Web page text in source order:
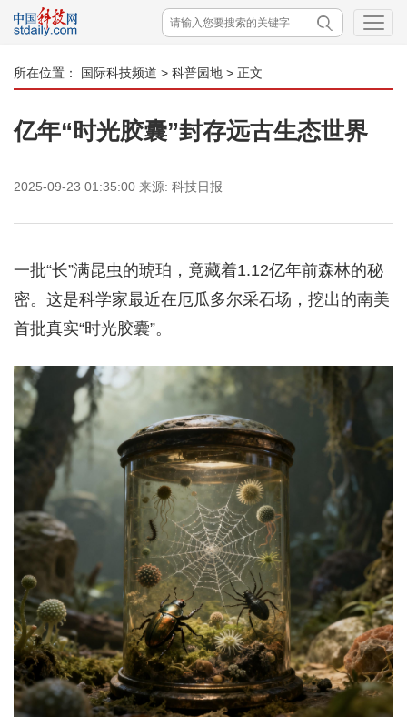
所在位置： 国际科技频道 > 科普园地 > 正文
亿年“时光胶囊”封存远古生态世界
2025-09-23 01:35:00 来源: 科技日报
一批“长”满昆虫的琥珀，竟藏着1.12亿年前森林的秘
密。这是科学家最近在厄瓜多尔采石场，挖出的南美
首批真实“时光胶囊”。